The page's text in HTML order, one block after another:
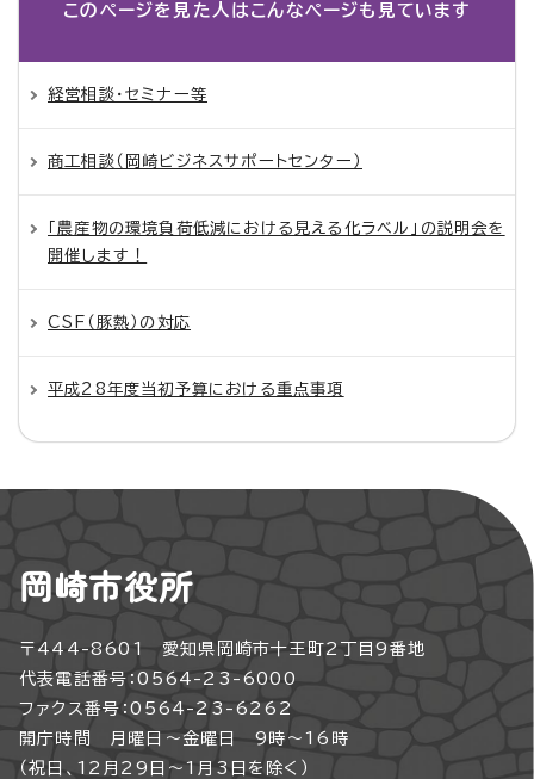
このページを見た人は こんなページも見ています
経営相談・セミナー等
商工相談（岡崎ビジネスサポートセンター）
「農産物の環境負荷低減における見える化ラベル」の説明会を
開催します！
CSF（豚熱）の対応
平成28年度当初予算における重点事項
岡崎市役所
〒444-8601 愛知県岡崎市十王町2丁目9番地
代表電話番号：0564-23-6000
ファクス番号：0564-23-6262
開庁時間 月曜日～金曜日 9時～16時
（祝日、12月29日～1月3日を除く）